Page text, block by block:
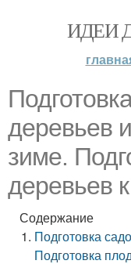
ИДЕИ
деревьев
зиме.
деревьев
Содержание
Подготовка
Подготовка